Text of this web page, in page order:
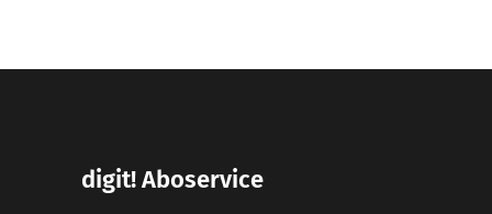
digit! Aboservice